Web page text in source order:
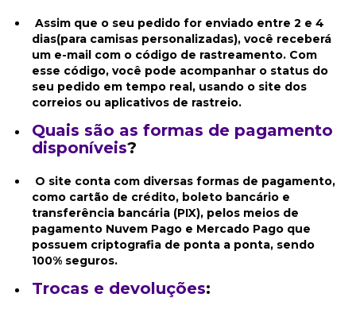
Assim que o seu pedido for enviado entre 2 e 4
dias(para camisas personalizadas), você receberá
um e-mail com o código de rastreamento. Com
esse código, você pode acompanhar o status do
seu pedido em tempo real, usando o site dos
correios ou aplicativos de rastreio.
Quais são as formas de pagamento
disponíveis?
O site conta com diversas formas de pagamento,
como cartão de crédito, boleto bancário e
transferência bancária (PIX), pelos meios de
pagamento Nuvem Pago e Mercado Pago que
possuem criptografia de ponta a ponta, sendo
100% seguros.
Trocas e devoluções: